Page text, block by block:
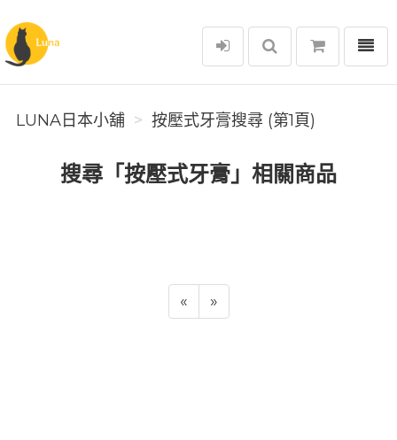
Luna日本小舖
選單
LUNA日本小舖 按壓式牙膏搜尋 (第1頁)
搜尋「按壓式牙膏」相關商品
« »